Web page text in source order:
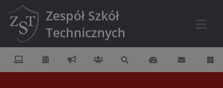
Zespół Szkół
Technicznych